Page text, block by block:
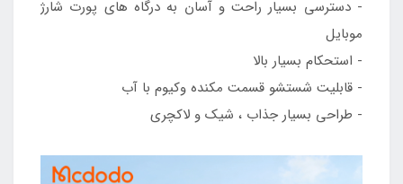
- دسترسی بسیار راحت و آسان به درگاه های پورت شارژ
موبایل
- استحکام بسیار بالا
- قابلیت شستشو قسمت مکنده وکیوم با آب
- طراحی بسیار جذاب ، شیک و لاکچری